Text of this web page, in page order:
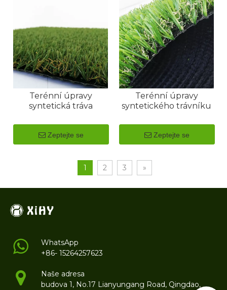
Terénní úpravy
syntetická tráva
Zeptejte se
Terénní úpravy
syntetického trávníku
Zeptejte se
1 2 3 »
WhatsApp
+86- 15264257623
Naše adresa
budova 1, No.17 Lianyungang Road, Qingdao,